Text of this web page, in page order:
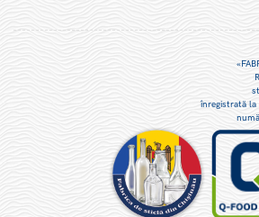
înregistrată la